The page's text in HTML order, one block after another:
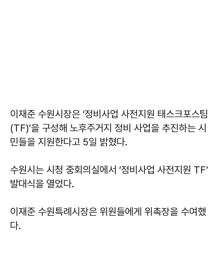
이재준 수원시장은 ‘정비사업 사전지원 태스크포스팀
(TF)’을 구성해 노후주거지 정비 사업을 추진하는 시
민들을 지원한다고 5일 밝혔다.
수원시는 시청 중회의실에서 ‘정비사업 사전지원 TF’
발대식을 열었다.
이재준 수원특례시장은 위원들에게 위촉장을 수여했
다.